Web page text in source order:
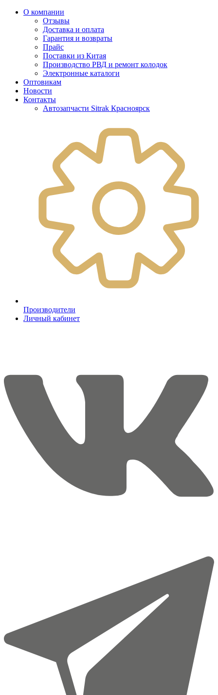
О компании
Отзывы
Доставка и оплата
Гарантия и возвраты
Прайс
Поставки из Китая
Производство РВД и ремонт колодок
Электронные каталоги
Оптовикам
Новости
Контакты
Автозапчасти Sitrak Красноярск
Производители
Личный кабинет